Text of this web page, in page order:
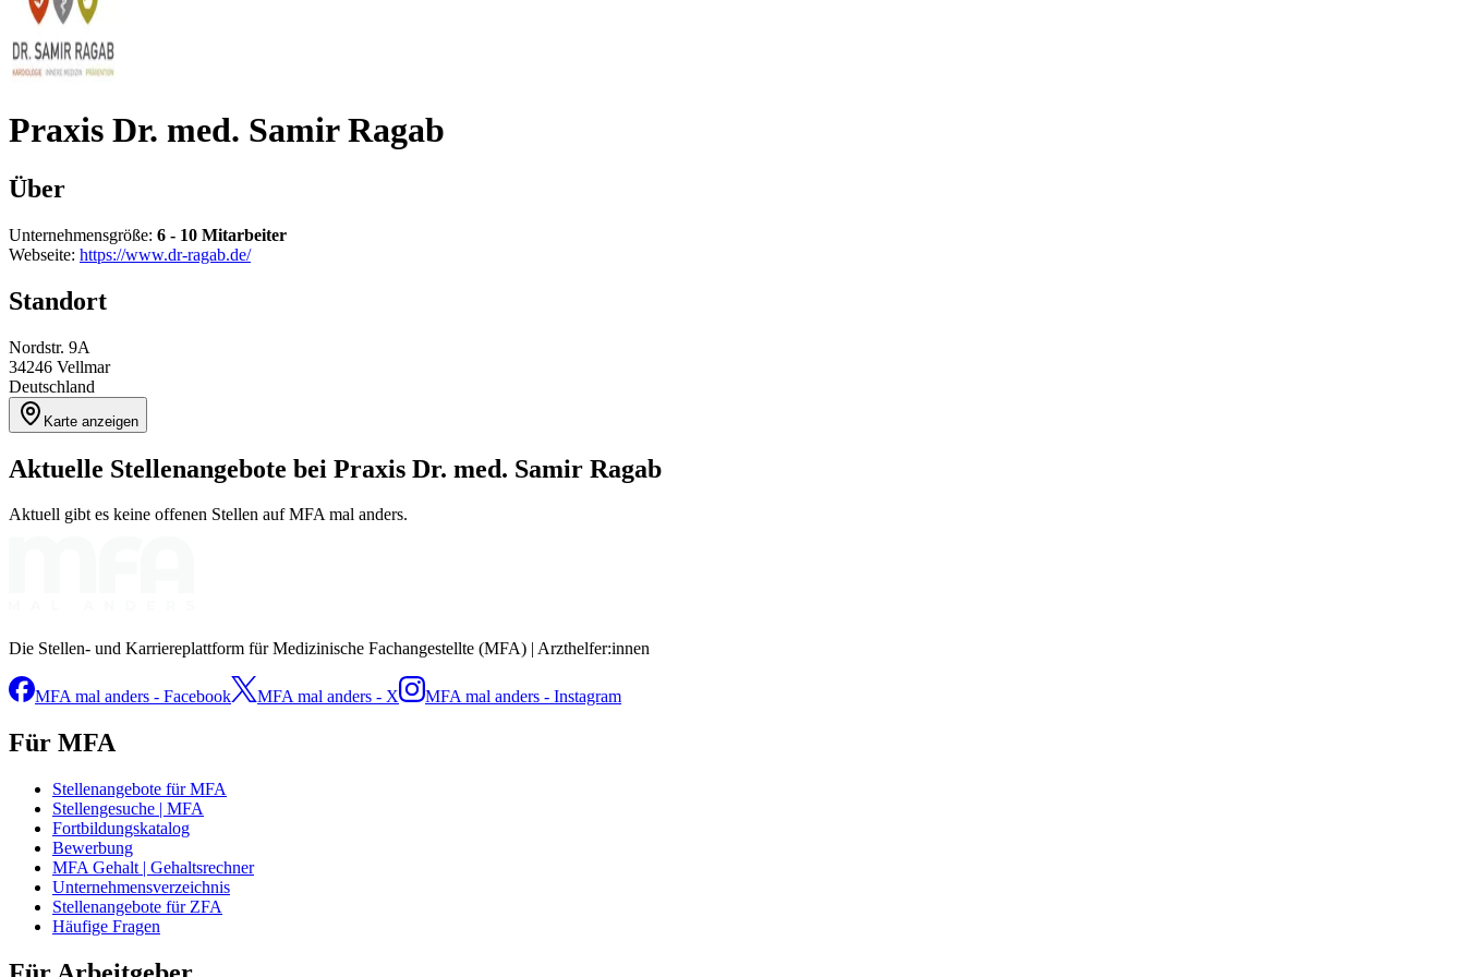
Praxis Dr. med. Samir Ragab
Über
Unternehmensgröße: 6 - 10 Mitarbeiter
Webseite: https://www.dr-ragab.de/
Standort
Nordstr. 9A
34246 Vellmar
Deutschland
Karte anzeigen
Aktuelle Stellenangebote bei Praxis Dr. med. Samir Ragab
Aktuell gibt es keine offenen Stellen auf MFA mal anders.
Die Stellen- und Karriereplattform für Medizinische Fachangestellte (MFA) | Arzthelfer:innen
MFA mal anders - Facebook MFA mal anders - X MFA mal anders - Instagram
Für MFA
Stellenangebote für MFA
Stellengesuche | MFA
Fortbildungskatalog
Bewerbung
MFA Gehalt | Gehaltsrechner
Unternehmensverzeichnis
Stellenangebote für ZFA
Häufige Fragen